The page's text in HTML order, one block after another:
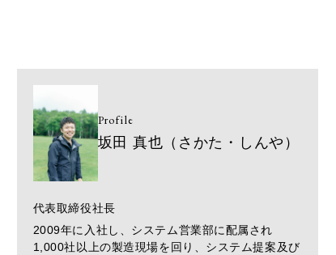
Profile
坂田 真也（さかた・しんや）
代表取締役社長
2009年に入社し、システム営業部に配属され
1,000社以上の製造現場を回り、システム提案及び